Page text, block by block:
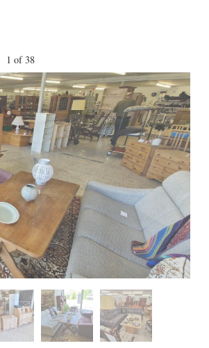
2 of 38